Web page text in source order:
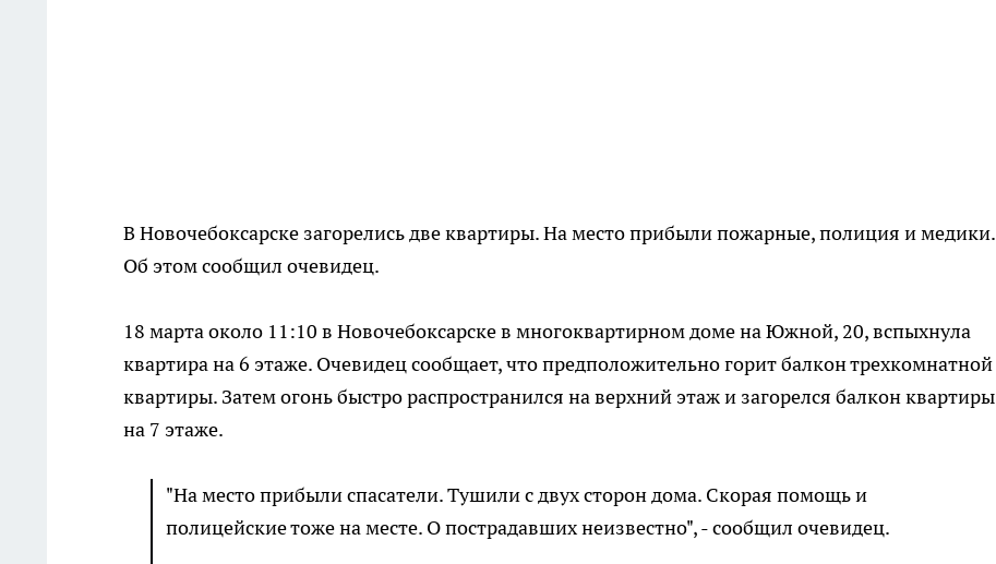
В Новочебоксарске загорелись две квартиры. На место прибыли пожарные, полиция и медики.
Об этом сообщил очевидец.
18 марта около 11:10 в Новочебоксарске в многоквартирном доме на Южной, 20, вспыхнула
квартира на 6 этаже. Очевидец сообщает, что предположительно горит балкон трехкомнатной
квартиры. Затем огонь быстро распространился на верхний этаж и загорелся балкон квартиры
на 7 этаже.
"На место прибыли спасатели. Тушили с двух сторон дома. Скорая помощь и
полицейские тоже на месте. О пострадавших неизвестно", - сообщил очевидец.